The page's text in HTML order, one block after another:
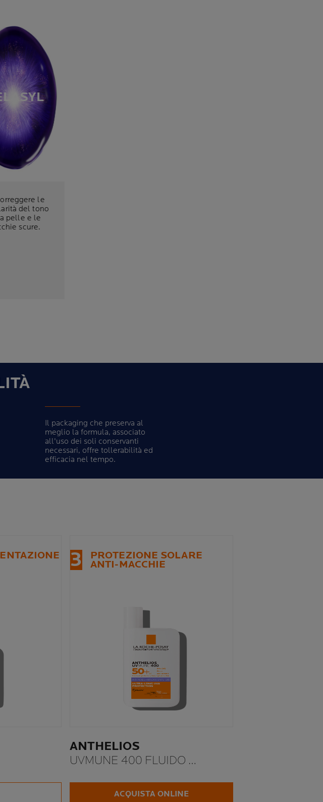
le
del tono
pelle e le
scure.
Il packaging che preserva al
meglio la formula, associato
all'uso dei soli conservanti
necessari, offre tollerabilità ed
efficacia nel tempo.
3 PROTEZIONE SOLARE
ANTI-MACCHIE
ANTHELIOS
UVMUNE 400 FLUIDO
ACQUISTA ONLINE